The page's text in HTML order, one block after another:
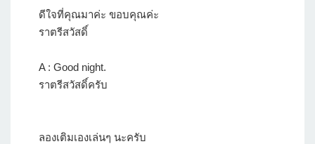
ดีใจที่คุณมาค่ะ ขอบคุณค่ะ
ราตรีสวัสดิ์
A : Good night.
ราตรีสวัสดิ์ครับ
ลองเติมเองเล่นๆ นะครับ